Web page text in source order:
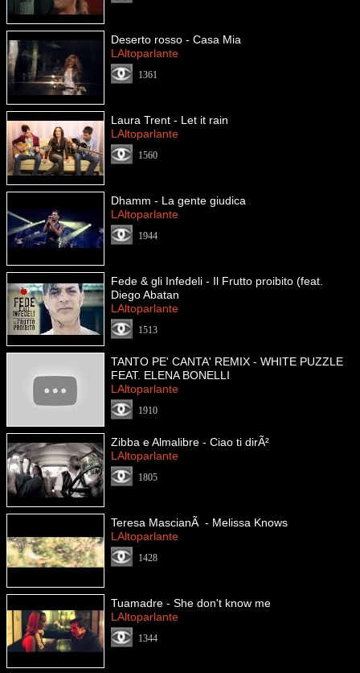
Deserto rosso - Casa Mia
LAltoparlante
1361
Laura Trent - Let it rain
LAltoparlante
1560
Dhamm - La gente giudica
LAltoparlante
1944
Fede & gli Infedeli - Il Frutto proibito (feat.
Diego Abatan
LAltoparlante
1513
TANTO PE' CANTA' REMIX - WHITE PUZZLE
FEAT. ELENA BONELLI
LAltoparlante
1910
Zibba e Almalibre - Ciao ti dirÃ²
LAltoparlante
1805
Teresa MascianÃ - Melissa Knows
LAltoparlante
1428
Tuamadre - She don't know me
LAltoparlante
1344